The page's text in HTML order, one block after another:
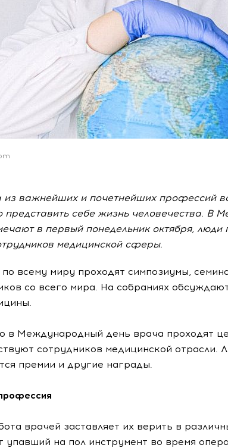
из важнейших и почетнейших профессий
представить себе жизнь человечества. В
в первый понедельник октября,
медицинской сферы.
по всему миру проходят симпозиумы,
со всего мира. На собраниях
в Международный день врача проходят
сотрудников медицинской отрасли.
премии и другие награды.
врачей заставляет их верить в
упавший на пол инструмент во время